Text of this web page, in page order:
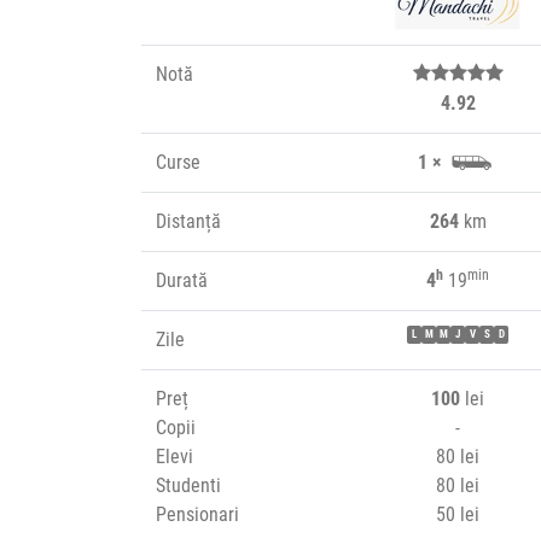
Notă
4.92
Curse 1 ×
Distanță 264km
Durată 4h 19min
Zile M M J V S D
Preț
Copii
Elevi
Studenti
Pensionari
100 lei
-
80 lei
80 lei
50 lei